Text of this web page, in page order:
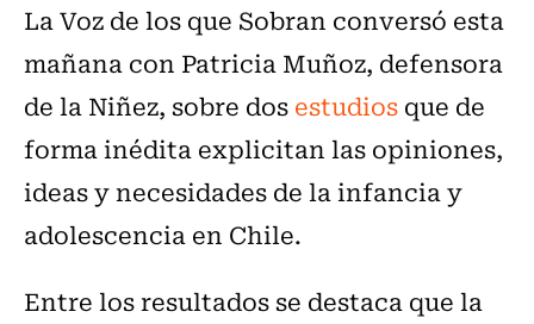
La Voz de los que Sobran conversó esta
mañana con Patricia Muñoz, defensora
de la Niñez, sobre dosestudiosque de
forma inédita explicitan las opiniones,
ideas y necesidades de la infancia y
adolescencia en Chile.
Entre los resultados se destaca que la